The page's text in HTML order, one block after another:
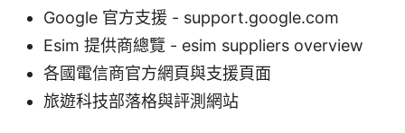
Google 官方支援 - support.google.com
Esim 提供商總覽 - esim suppliers overview
各國電信商官方網頁與支援頁面
旅遊科技部落格與評測網站